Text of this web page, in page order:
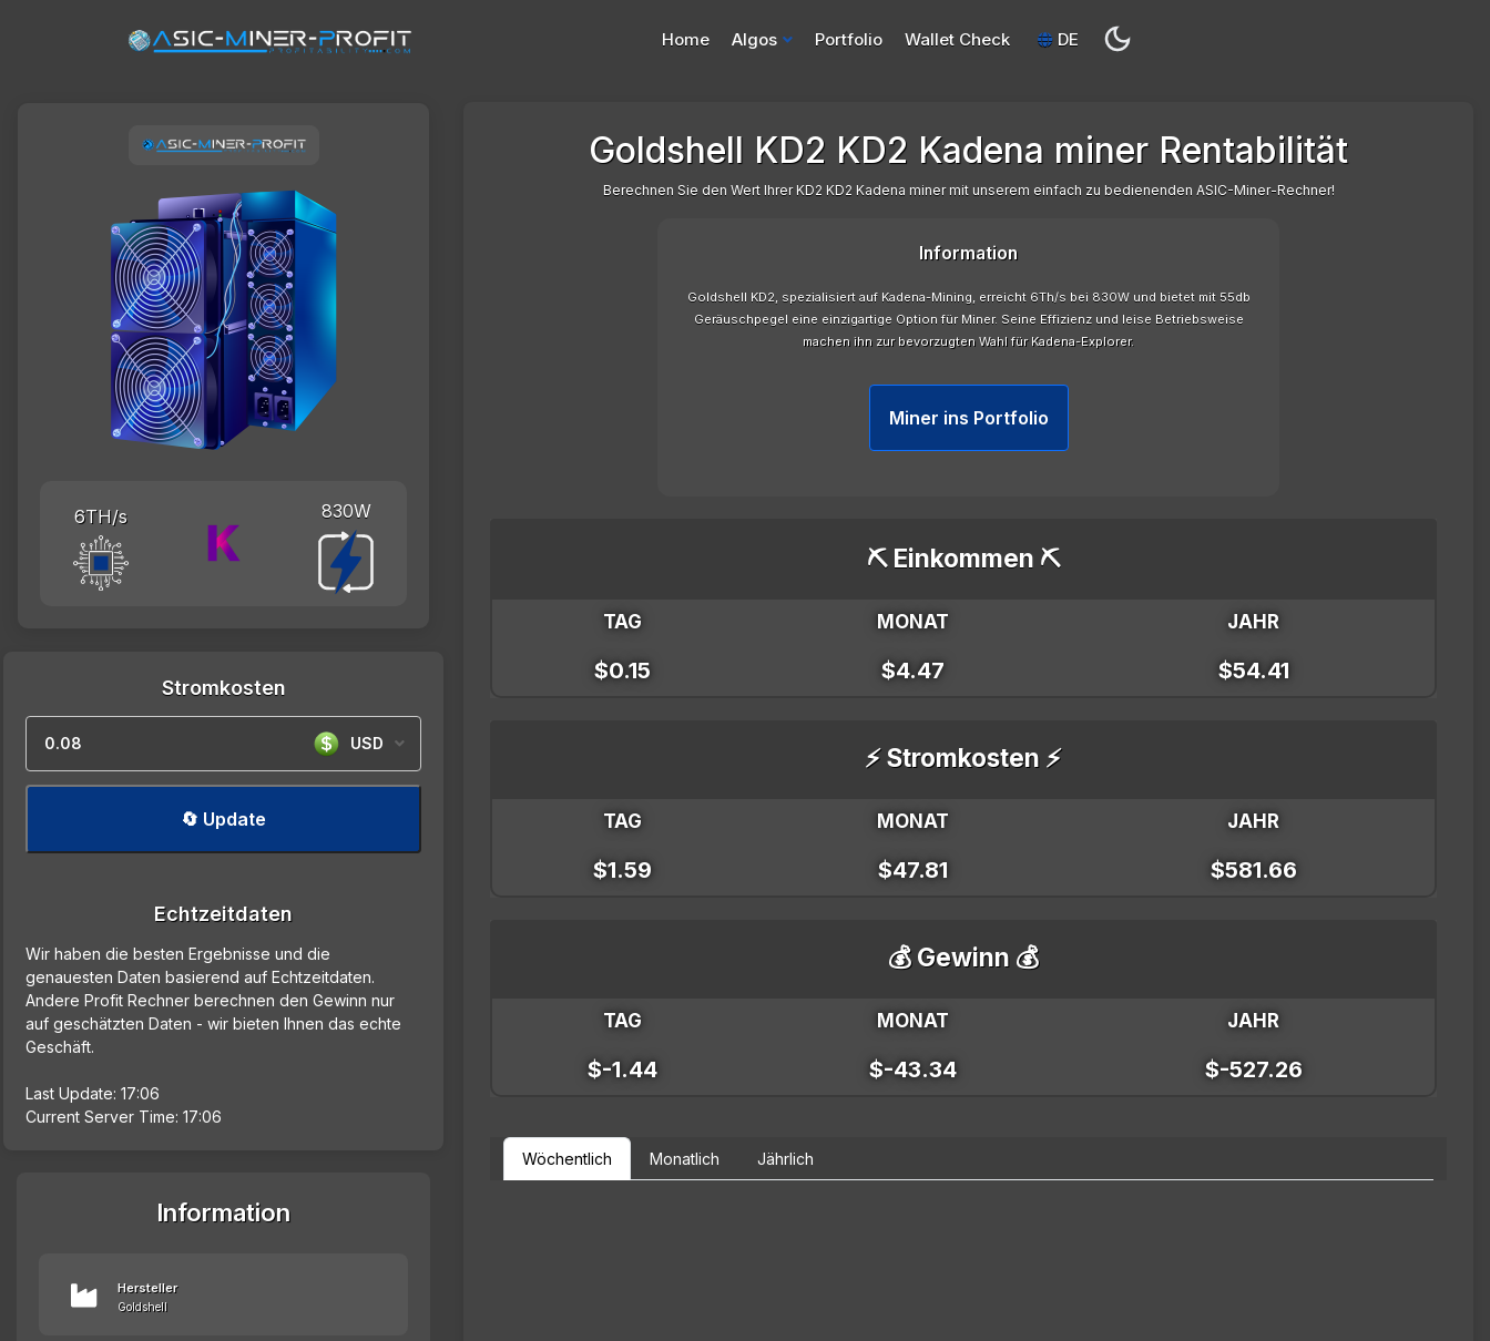
Home Algos Portfolio Wallet Check DE
6TH/s 830W
Stromkosten
USD
🔄 Update
Echtzeitdaten
Wir haben die besten Ergebnisse und die
genauesten Daten basierend auf Echtzeitdaten.
Andere Profit Rechner berechnen den Gewinn nur
auf geschätzten Daten - wir bieten Ihnen das echte
Geschäft.
Last Update: 17:06
Current Server Time: 17:06
Information
Hersteller
Goldshell
Goldshell KD2 KD2 Kadena miner Rentabilität
Berechnen Sie den Wert Ihrer KD2 KD2 Kadena miner mit unserem einfach zu bedienenden ASIC-Miner-Rechner!
Information
Goldshell KD2, spezialisiert auf Kadena-Mining, erreicht 6Th/s bei 830W und bietet mit 55db
Geräuschpegel eine einzigartige Option für Miner. Seine Effizienz und leise Betriebsweise
machen ihn zur bevorzugten Wahl für Kadena-Explorer.
Miner ins Portfolio
⛏️ Einkommen ⛏️
TAG MONAT JAHR
$0.15 $4.47 $54.41
⚡ Stromkosten ⚡
TAG MONAT JAHR
$1.59 $47.81 $581.66
💰 Gewinn 💰
TAG MONAT JAHR
$-1.44 $-43.34 $-527.26
Wöchentlich Monatlich Jährlich